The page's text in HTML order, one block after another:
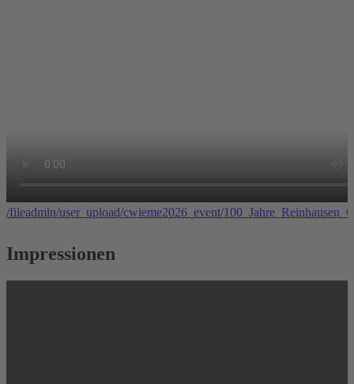
/fileadmin/user_upload/cwieme2026_event/
Impressionen